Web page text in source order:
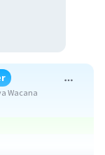
Wacana